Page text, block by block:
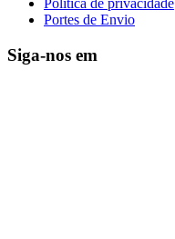
Politica de privacidade
Portes de Envio
Siga-nos em